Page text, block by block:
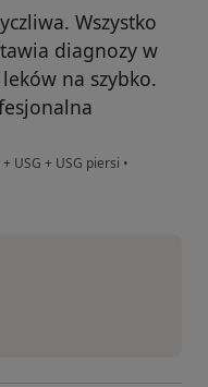
Wszystko
diagnozy w
na szybko.
USG + USG piersi •